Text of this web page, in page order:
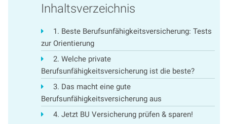
Inhaltsverzeichnis
1. Beste Berufsunfähigkeitsversicherung: Tests
zur Orientierung
2. Welche private
Berufsunfähigkeitsversicherung ist die beste?
3. Das macht eine gute
Berufsunfähigkeitsversicherung aus
4. Jetzt BU Versicherung prüfen & sparen!